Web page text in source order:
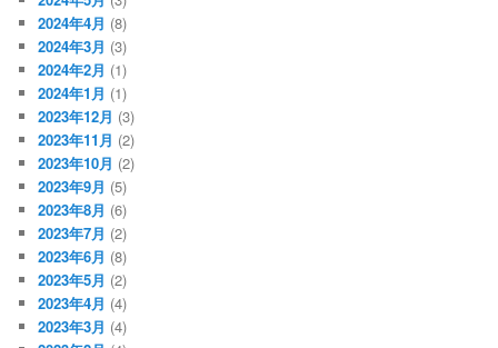
2024年4月 (8)
2024年3月 (3)
2024年2月 (1)
2024年1月 (1)
2023年12月 (3)
2023年11月 (2)
2023年10月 (2)
2023年9月 (5)
2023年8月 (6)
2023年7月 (2)
2023年6月 (8)
2023年5月 (2)
2023年4月 (4)
2023年3月 (4)